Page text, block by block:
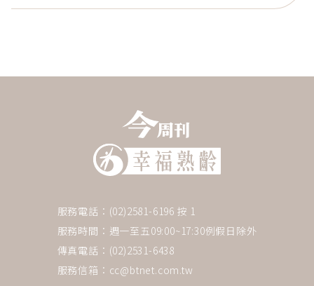
服務電話：(02)2581-6196 按 1
服務時間：週一至五09:00~17:30例假日除外
傳真電話：(02)2531-6438
服務信箱： cc@btnet.com.tw